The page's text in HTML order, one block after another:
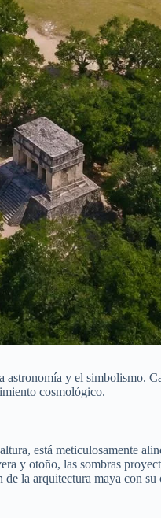
y el simbolismo.
cosmológico.
está meticulosamente
y otoño, las sombras
la arquitectura maya con